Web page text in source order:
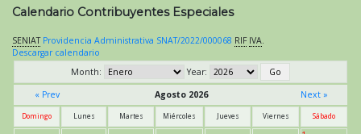
Calendario Contribuyentes Especiales
SENIAT Providencia Administrativa SNAT/2022/000068 RIF IVA
Descargar calendario
Month:
Year:
« Prev
Agosto 2026 Next »
Domingo Lunes Martes Miércoles Jueves Viernes Sábado